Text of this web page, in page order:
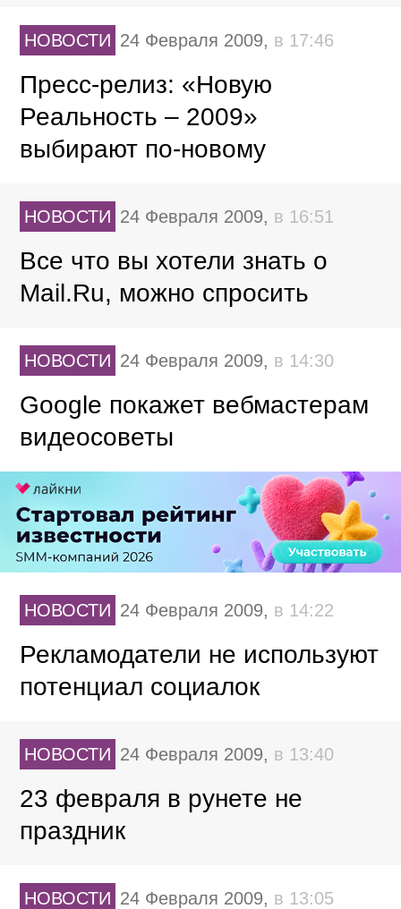
НОВОСТИ 24 Февраля 2009, в 17:46
Пресс-релиз: «Новую
Реальность – 2009»
выбирают по-новому
НОВОСТИ 24 Февраля 2009, в 16:51
Все что вы хотели знать о
Mail.Ru, можно спросить
НОВОСТИ 24 Февраля 2009, в 14:30
Google покажет вебмастерам
видеосоветы
НОВОСТИ 24 Февраля 2009, в 14:22
Рекламодатели не используют
потенциал социалок
НОВОСТИ 24 Февраля 2009, в 13:40
23 февраля в рунете не
праздник
НОВОСТИ 24 Февраля 2009, в 13:05